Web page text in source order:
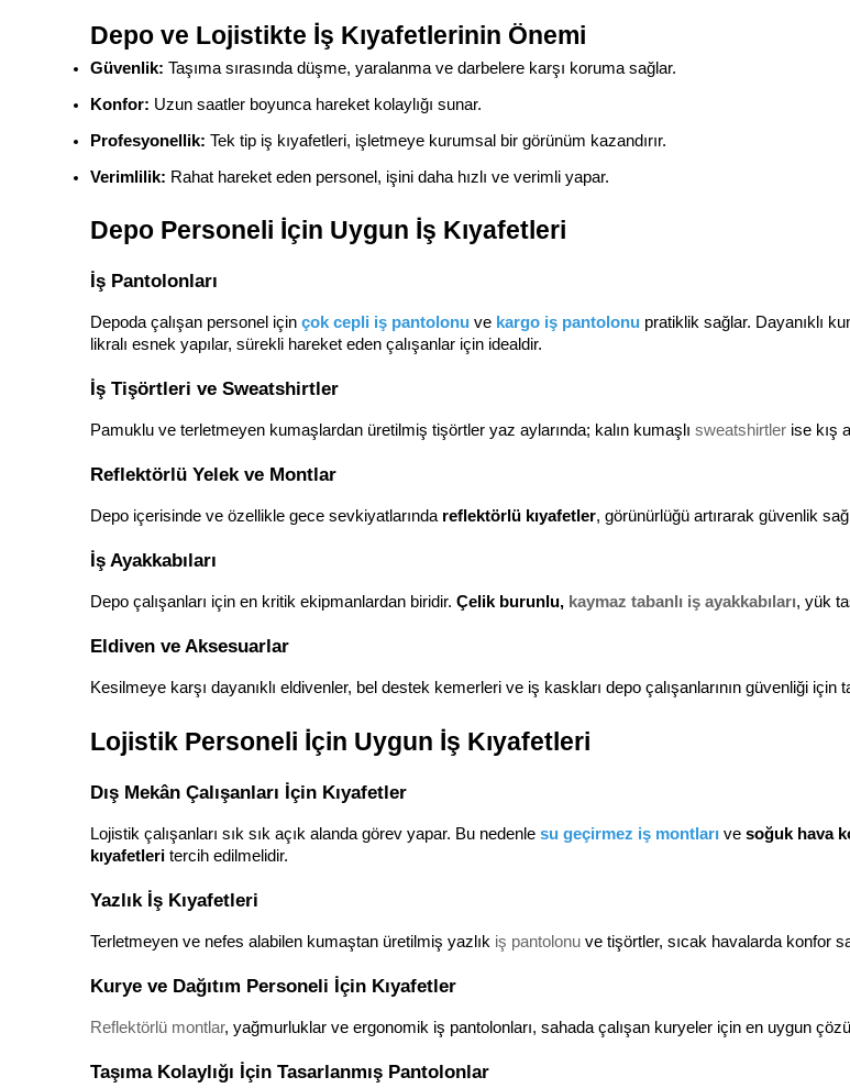
Depo ve Lojistikte İş Kıyafetlerinin Önemi
Güvenlik: Taşıma sırasında düşme, yaralanma ve darbelere karşı koruma sağlar.
Konfor: Uzun saatler boyunca hareket kolaylığı sunar.
Profesyonellik: Tek tip iş kıyafetleri, işletmeye kurumsal bir görünüm kazandırır.
Verimlilik: Rahat hareket eden personel, işini daha hızlı ve verimli yapar.
Depo Personeli İçin Uygun İş Kıyafetleri
İş Pantolonları
Depoda çalışan personel için çok cepli iş pantolonu ve kargo iş pantolonu pratiklik sağlar. Dayanıklı
likralı esnek yapılar, sürekli hareket eden çalışanlar için idealdir.
İş Tişörtleri ve Sweatshirtler
Pamuklu ve terletmeyen kumaşlardan üretilmiş tişörtler yaz aylarında; kalın kumaşlı sweatshirtler ise kış
Reflektörlü Yelek ve Montlar
Depo içerisinde ve özellikle gece sevkiyatlarında reflektörlü kıyafetler, görünürlüğü artırarak güvenlik
İş Ayakkabıları
Depo çalışanları için en kritik ekipmanlardan biridir. Çelik burunlu, kaymaz tabanlı iş ayakkabıları, yük
Eldiven ve Aksesuarlar
Kesilmeye karşı dayanıklı eldivenler, bel destek kemerleri ve iş kaskları depo çalışanlarının güvenliği için
Lojistik Personeli İçin Uygun İş Kıyafetleri
Dış Mekân Çalışanları İçin Kıyafetler
Lojistik çalışanları sık sık açık alanda görev yapar. Bu nedenle su geçirmez iş montları ve soğuk hava
kıyafetleri tercih edilmelidir.
Yazlık İş Kıyafetleri
Terletmeyen ve nefes alabilen kumaştan üretilmiş yazlık iş pantolonu ve tişörtler, sıcak havalarda konfor
Kurye ve Dağıtım Personeli İçin Kıyafetler
Reflektörlü montlar, yağmurluklar ve ergonomik iş pantolonları, sahada çalışan kuryeler için en uygun
Taşıma Kolaylığı İçin Tasarlanmış Pantolonlar